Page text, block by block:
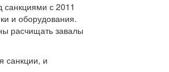
санкциями с 2011
и оборудования.
расчищать завалы
санкции, и